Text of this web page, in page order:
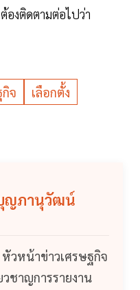
งติดตามต่อไปว่า
จ
เลือกตั้ง
ญภานุวัฒน์
หัวหน้าข่าวเศรษฐกิจ
ชาญการรายงาน